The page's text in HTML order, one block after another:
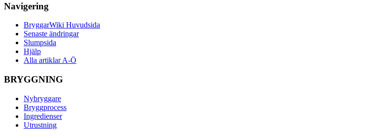
Navigering
BryggarWiki Huvudsida
Senaste ändringar
Slumpsida
Hjälp
Alla artiklar A-Ö
BRYGGNING
Nybryggare
Bryggprocess
Ingredienser
Utrustning